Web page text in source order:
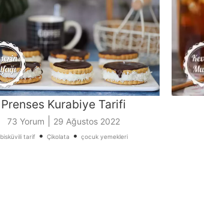
Prenses Kurabiye Tarifi
73 Yorum 29 Ağustos 2022
bisküvili tarif• Çikolata • çocuk yemekleri